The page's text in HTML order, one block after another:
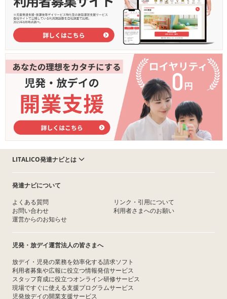
LITALICO発達ナビとは
発達ナビについて
よくある質問
お問い合わせ
運営からのお知らせ
リンク・引用について
利用者さまへのお願い
児発・放デイ運営法人の皆さまへ
放デイ・児発の業務を効率化する請求ソフト
利用者募集や広報に役立つ情報発信サービス
スタッフ育成に役立つオンライン研修サービス
現場ですぐに使える支援プログラムサービス
児発放デイの開業支援サービス